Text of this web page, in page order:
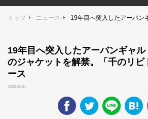
トップ ニュース 19年目へ突入したアーバンギャルドが『千位一体』のジャ
19年目へ突入したアーバンギャル
のジャケットを解禁。「千のリビ
ース
2026.04.01